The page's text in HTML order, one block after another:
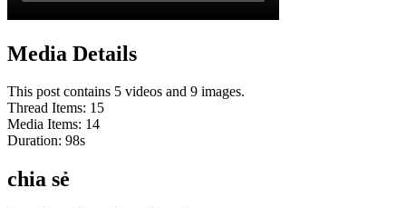
Media Details
This post contains 5 videos and 9 images.
Thread Items: 15
Media Items: 14
Duration: 98s
chia sẻ